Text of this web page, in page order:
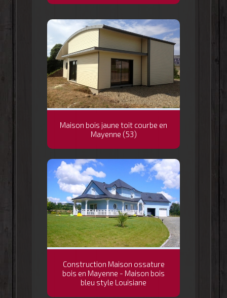
Maison bois jaune toit courbe en
Mayenne (53)
Construction Maison ossature
bois en Mayenne - Maison bois
bleu style Louisiane